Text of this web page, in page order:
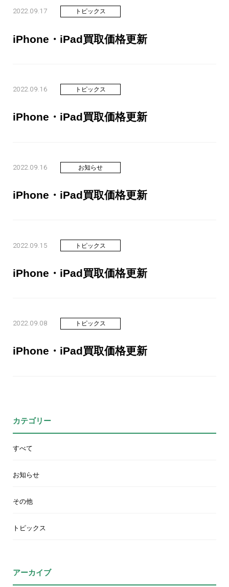
2022.09.17 トピックス
iPhone・iPad買取価格更新
2022.09.16 トピックス
iPhone・iPad買取価格更新
2022.09.16 お知らせ
iPhone・iPad買取価格更新
2022.09.15 トピックス
iPhone・iPad買取価格更新
2022.09.08 トピックス
iPhone・iPad買取価格更新
カテゴリー
すべて
お知らせ
その他
トピックス
アーカイブ